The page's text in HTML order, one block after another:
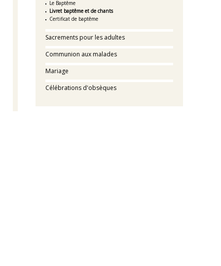
Le Baptême
Livret baptême et de chants
Certificat de baptême
Sacrements pour les adultes
Communion aux malades
Mariage
Célébrations d'obsèques